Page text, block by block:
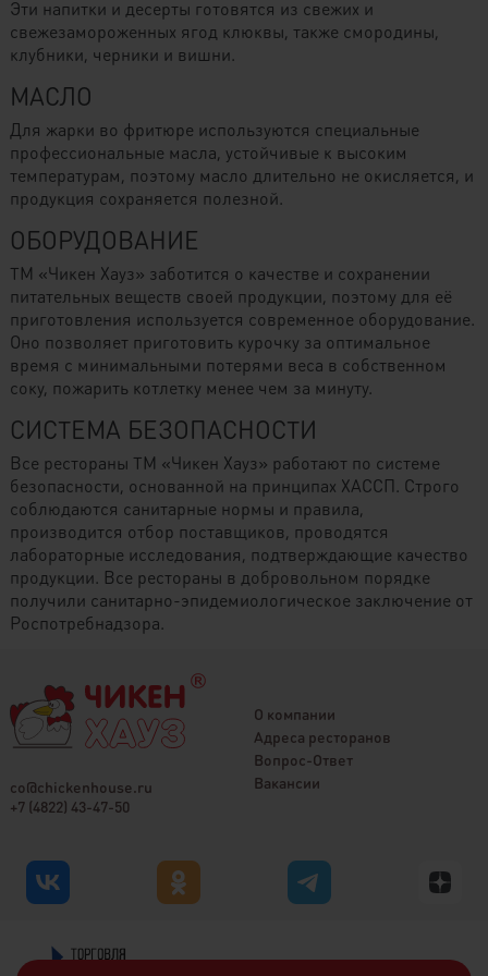
Эти напитки и десерты готовятся из свежих и
свежезамороженных ягод клюквы, также смородины,
клубники, черники и вишни.
МАСЛО
Для жарки во фритюре используются специальные
профессиональные масла, устойчивые к высоким
температурам, поэтому масло длительно не окисляется, и
продукция сохраняется полезной.
ОБОРУДОВАНИЕ
ТМ «Чикен Хауз» заботится о качестве и сохранении
питательных веществ своей продукции, поэтому для её
приготовления используется современное оборудование.
Оно позволяет приготовить курочку за оптимальное
время с минимальными потерями веса в собственном
соку, пожарить котлетку менее чем за минуту.
СИСТЕМА БЕЗОПАСНОСТИ
Все рестораны ТМ «Чикен Хауз» работают по системе
безопасности, основанной на принципах ХАССП. Строго
соблюдаются санитарные нормы и правила,
производится отбор поставщиков, проводятся
лабораторные исследования, подтверждающие качество
продукции. Все рестораны в добровольном порядке
получили санитарно-эпидемиологическое заключение от
Роспотребнадзора.
co@chickenhouse.ru
+7 (4822) 43-47-50
О компании
Адреса ресторанов
Вопрос-Ответ
Вакансии